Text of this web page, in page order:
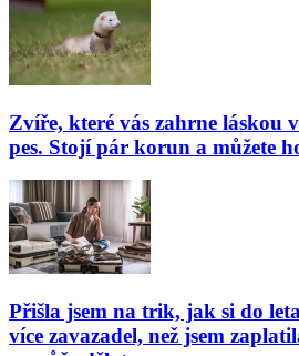
Zvíře, které vás zahrne láskou
pes. Stojí pár korun a můžete
Přišla jsem na trik, jak si do
více zavazadel, než jsem